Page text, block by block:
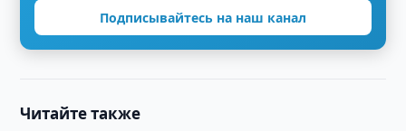
Подписывайтесь на наш канал
Читайте также